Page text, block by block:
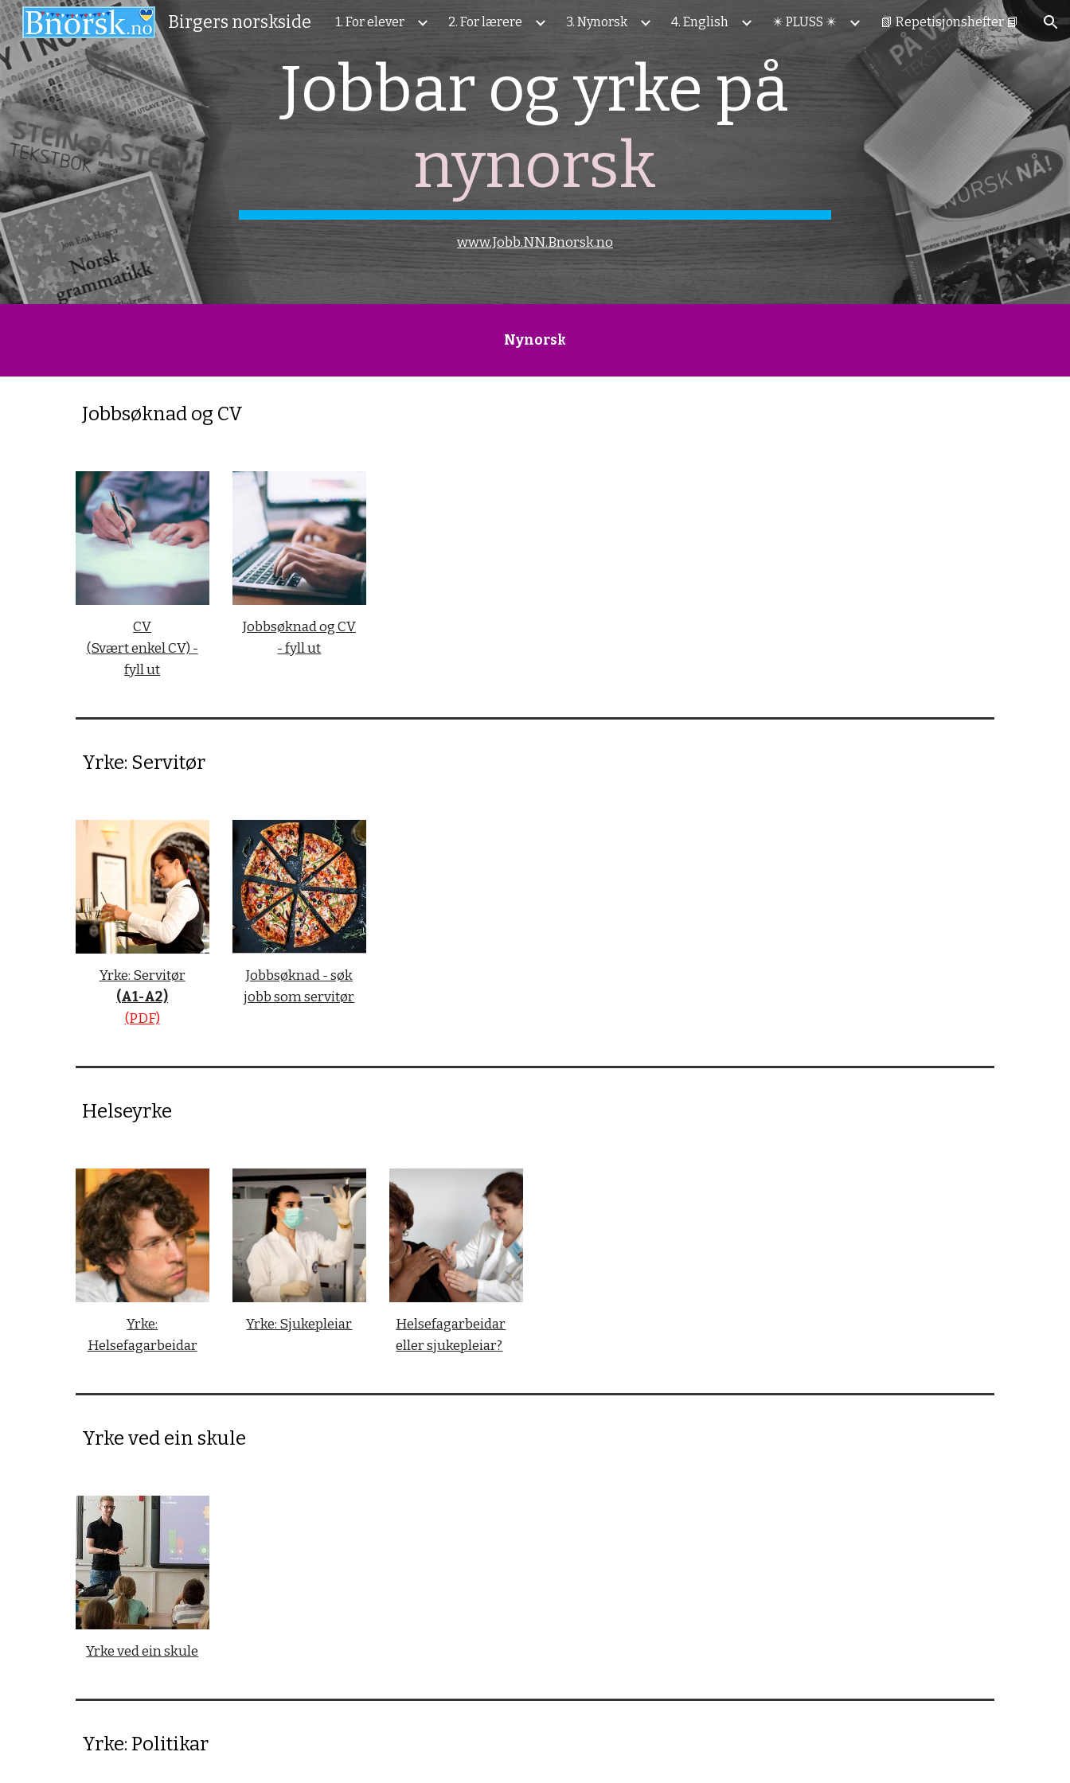
Skip to main content Skip to navigation
Birgers norskside 1. For elever 2. For lærere 3. Nynorsk 4. English ✴️ PLUSS ✴️ 📗 Repetisjonshefter 📘
Jobbar og yrke på
nynorsk
www.Jobb.NN.Bnorsk.no
Nynorsk
Jobbsøknad og CV
CV
(Svært enkel CV) -
fyll ut
Jobbsøknad og CV
- fyll ut
Yrke: Servitør
Yrke: Servitør
(A1-A2)
(PDF)
Jobbsøknad - søk
jobb som servitør
Helseyrke
Yrke:
Helsefagarbeidar
Yrke: Sjukepleiar
Helsefagarbeidar
eller sjukepleiar?
Yrke ved ein skule
Yrke ved ein skule
Yrke: Politikar